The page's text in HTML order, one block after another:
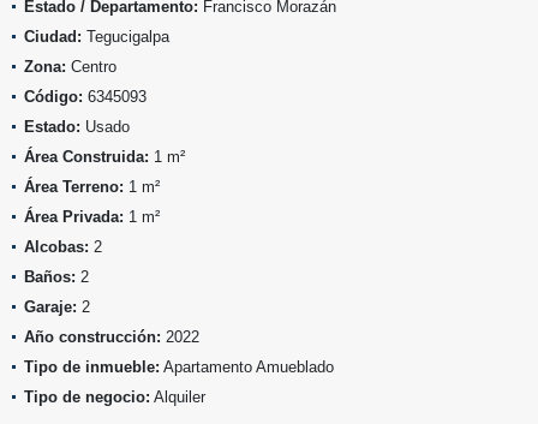
Estado / Departamento: Francisco Morazán
Ciudad: Tegucigalpa
Zona: Centro
Código: 6345093
Estado: Usado
Área Construida: 1 m²
Área Terreno: 1 m²
Área Privada: 1 m²
Alcobas: 2
Baños: 2
Garaje: 2
Año construcción: 2022
Tipo de inmueble: Apartamento Amueblado
Tipo de negocio: Alquiler